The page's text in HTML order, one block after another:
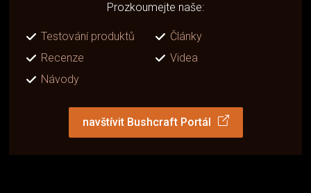
Prozkoumejte naše:
Testování produktů
Články
Recenze
Videa
Návody
navštívit Bushcraft Portál